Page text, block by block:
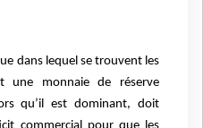
dans lequel se trouvent les
une monnaie de réserve
qu’il est dominant, doit